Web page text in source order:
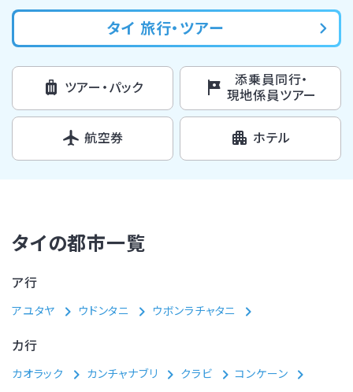
タイ 旅行・ツアー
ツアー・パック
添乗員同行・
現地係員ツアー
航空券 ホテル
タイの都市一覧
ア行
アユタヤ ウドンタニ ウボンラチャタニ
カ行
カオラック カンチャナブリ クラビ コンケーン